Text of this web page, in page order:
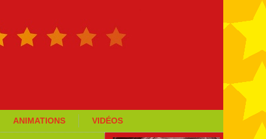
ANIMATIONS VIDÉOS